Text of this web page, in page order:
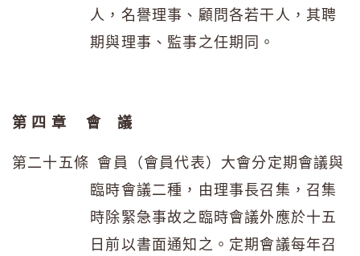
人，名譽理事、顧問各若干人，其聘
期與理事、監事之任期同。
第 四 章 會 議
第二十五條 會員（會員代表）大會分定期會議與
臨時會議二種，由理事長召集，召集
時除緊急事故之臨時會議外應於十五
日前以書面通知之。定期會議每年召